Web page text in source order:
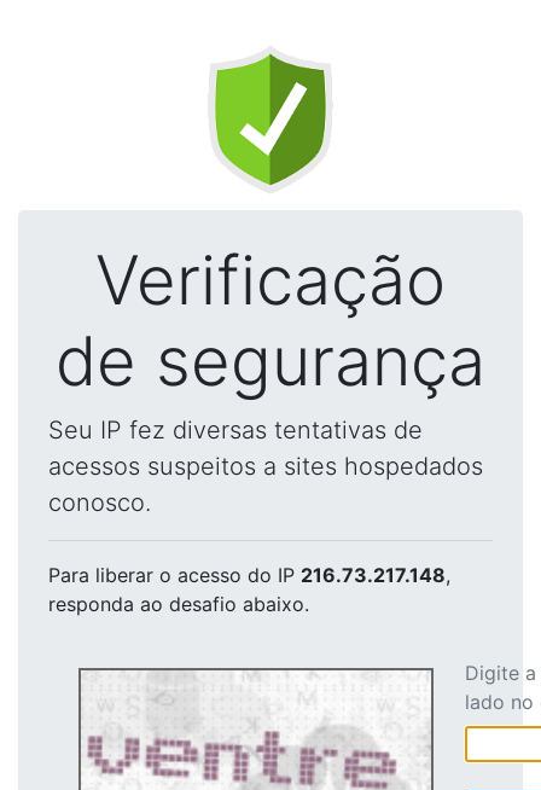
Verificação
de segurança
Seu IP fez diversas tentativas de
acessos suspeitos a sites hospedados
conosco.
Para liberar o acesso do IP 216.73.217.148,
responda ao desafio abaixo.
Digite
lado no